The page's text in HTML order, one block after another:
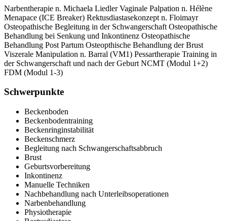
Narbentherapie n. Michaela Liedler Vaginale Palpation n. Hélène
Menapace (ICE Breaker) Rektusdiastasekonzept n. Floimayr
Osteopathische Begleitung in der Schwangerschaft Osteopathische
Behandlung bei Senkung und Inkontinenz Osteopathische
Behandlung Post Partum Osteopthische Behandlung der Brust
Viszerale Manipulation n. Barral (VM1) Pessartherapie Training in
der Schwangerschaft und nach der Geburt NCMT (Modul 1+2)
FDM (Modul 1-3)
Schwerpunkte
Beckenboden
Beckenbodentraining
Beckenringinstabilität
Beckenschmerz
Begleitung nach Schwangerschaftsabbruch
Brust
Geburtsvorbereitung
Inkontinenz
Manuelle Techniken
Nachbehandlung nach Unterleibsoperationen
Narbenbehandlung
Physiotherapie